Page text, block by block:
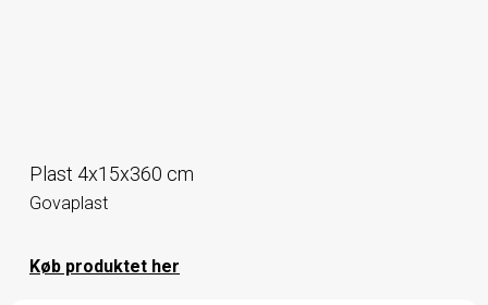
Plast 4x15x360 cm
Govaplast
Køb produktet her